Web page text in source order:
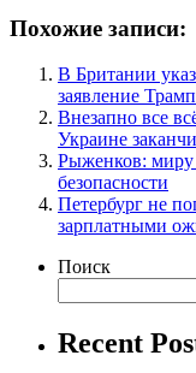
Похожие записи:
В Британии
заявление
Внезапно все
Украине
Рыженков: миру
безопасности
Петербург не
зарплатными
Поиск
Recent